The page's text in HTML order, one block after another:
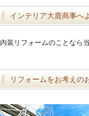
インテリア大鹿商事へ
内装リフォームのことなら
リフォームをお考えの